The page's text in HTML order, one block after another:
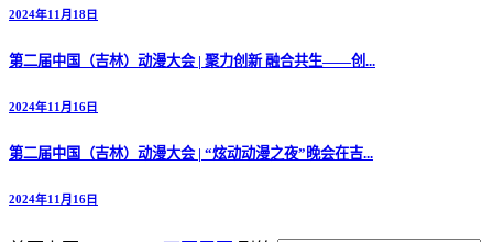
2024年11月18日
第二届中国（吉林）动漫大会 | 聚力创新 融合共生——创...
2024年11月16日
第二届中国（吉林）动漫大会 | “炫动动漫之夜”晚会在吉...
2024年11月16日